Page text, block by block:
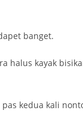
banget.
halus kayak
kedua kali